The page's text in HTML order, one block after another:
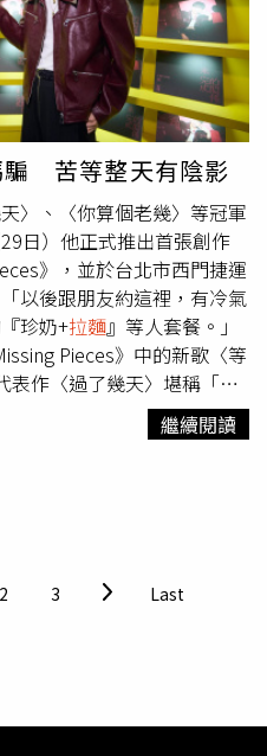
品嚐到品牌想傳達的平衡風
接的質樸本味。台中限定套
天婦羅盡顯美味板前無菜單
駐台中。（圖片提供／牛花
，牛花USHIHANA不斷持續
變化調整菜色。專為台中打
標性的厚切牛舌、三款風格
化的和牛主題佳餚，構築出
任開場的「白和火腿」，精
片，搭配哈密瓜與麝香葡
整體框架，再以魚子醬點
肉脂與清甜果香，引人入勝
酥內嫩的和牛臉頰天婦羅，
羹湯，並以枸杞油與酥炸薑
洽悠長。「淡麗牛骨拉麵」
由牛骨、雞骨與金華火腿熬
。赤身與霜降的共鳴曲 打
安排的三款精選肉品組合，
悉心配置前腿、後臀、翼
人冠軍，原本就經營著擁有
極大，有時一個月收入甚至
年就有網友發現楊洋外型與
嘗試模仿，但他始終沒有放
京掀起全網熱議，他才決定
水溫。為了打造招牌造型，
克，再搭配10元人民幣的
頭髮上營造灰白髮色，全套
新台幣830元）。他還特別
一手拿飲料，重現黃仁勳公
，楊洋陸續拍攝多達23支模
勳此次大陸行的熱門橋段，
下北京豆汁後露出皺眉卻硬
鼓巷吃炸醬麵等畫面。其中
高甚至逼近1500萬次瀏
笑稱他是「平價版黃仁
面否認，強調目前每場直播
距甚大。然而，流量帶來的
誇張的流量，也不知道該如
騙 苦等整天有陰影
〉、〈你算個老幾〉等冠軍
日）他正式推出首張創作
》，並於台北市西門捷運
以後跟朋友約這裡，有冷氣
珍奶+拉麵』等人套餐。」
Pieces》中的新歌〈等
表作〈過了幾天〉堪稱「雙
的關係。時隔六年重新錄
重新翻整當年的遺憾與情
備戰，屆時將邀請神秘嘉賓
月5日正式發行，演唱會後
繼續閱讀
2 3 Last